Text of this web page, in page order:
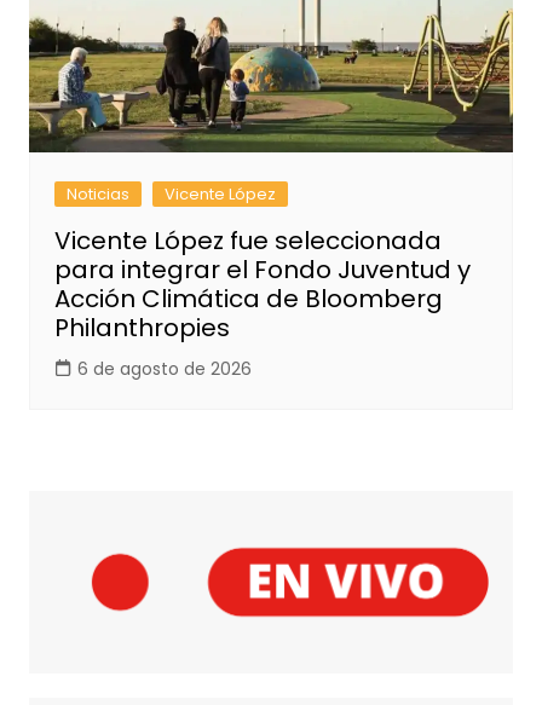
Noticias Vicente López
Vicente López fue seleccionada
para integrar el Fondo Juventud y
Acción Climática de Bloomberg
Philanthropies
6 de agosto de 2026